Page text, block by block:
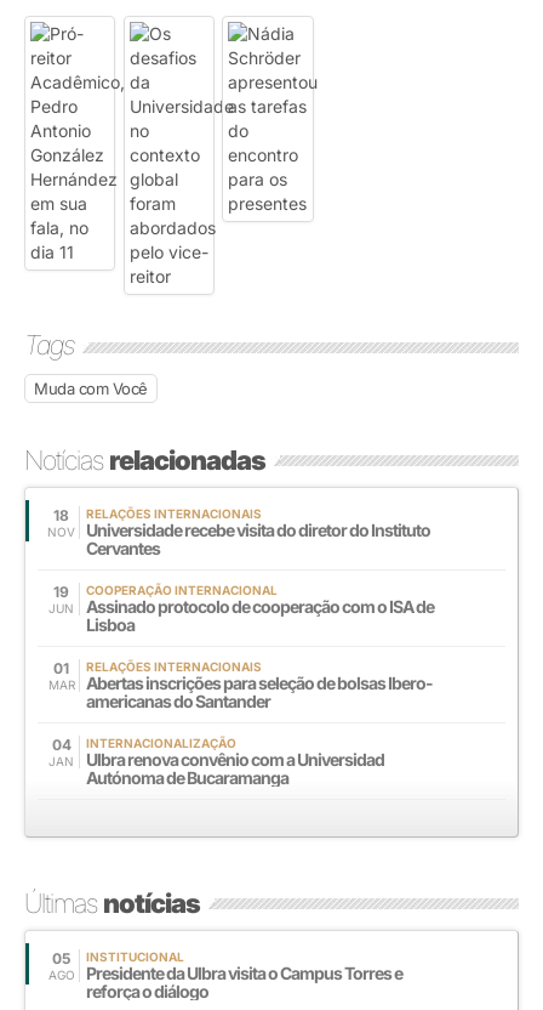
Tags
Muda com Você
Notíciasrelacionadas
18
NOV
RELAÇÕES INTERNACIONAIS
Universidade recebe visita do diretor do Instituto
Cervantes
19
JUN
COOPERAÇÃO INTERNACIONAL
Assinado protocolo de cooperação com o ISA de
Lisboa
01
MAR
RELAÇÕES INTERNACIONAIS
Abertas inscrições para seleção de bolsas Ibero-
americanas do Santander
04
JAN
INTERNACIONALIZAÇÃO
Ulbra renova convênio com a Universidad
Autónoma de Bucaramanga
Últimasnotícias
05
AGO
INSTITUCIONAL
Presidente da Ulbra visita o Campus Torres e
reforça o diálogo